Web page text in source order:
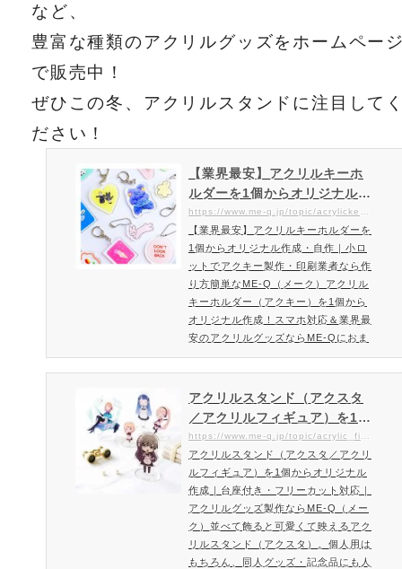
など、
豊富な種類のアクリルグッズをホームペー
で販売中！
ぜひこの冬、アクリルスタンドに注目して
ださい！
【業界最安】アクリルキーホ
ルダーを1個からオリジナル作
成・自作｜小ロットでアクキ
ー製作・印刷業者なら作り方
簡単なME-Q（メーク）
https://www.me-q.jp/topic/acrylickey-ring
【業界最安】アクリルキーホルダーを
1個からオリジナル作成・自作｜小ロ
ットでアクキー製作・印刷業者なら作
り方簡単なME-Q（メーク）アクリル
キーホルダー（アクキー）を1個から
オリジナル作成！スマホ対応＆業界最
安のアクリルグッズならME-Qにおま
かせ自由な形で作れるアクリルキーホ
ルダーが、推し活・同人イベント・ノ
ベルティに選ばれています！アクリル
キーホルダー（アクキー）を1個から
オリジナル作成！ME-Qならスマホや
アクリルスタンド（アクスタ
／アクリルフィギュア）を1個
からオリジナル作成｜台座付
き・フリーカット対応｜アク
リルグッズ製作ならME-Q（メ
ーク）
https://www.me-q.jp/topic/acrylic_figure
アクリルスタンド（アクスタ／アクリ
ルフィギュア）を1個からオリジナル
作成｜台座付き・フリーカット対応｜
アクリルグッズ製作ならME-Q（メー
ク）並べて飾ると可愛くて映えるアク
リルスタンド（アクスタ）。個人用は
もちろん、同人グッズ・記念品にも人